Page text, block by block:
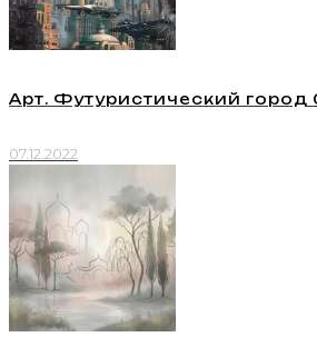
Арт. Футуристический город
07.12.2022